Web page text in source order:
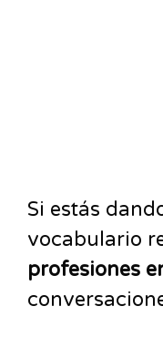
Si estás
vocabulario
profesiones